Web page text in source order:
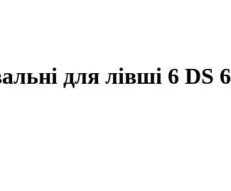
для лівші 6 DS